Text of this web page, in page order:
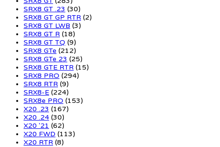
SRX8 GT .23 (30)
SRX8 GT GP RTR (2)
SRX8 GT LWB (3)
SRX8 GT R (18)
SRX8 GT TQ (9)
SRX8 GTe (212)
SRX8 GTe 23 (25)
SRX8 GTE RTR (15)
SRX8 PRO (294)
SRX8 RTR (9)
SRX8-E (224)
SRX8e PRO (153)
X20 .23 (167)
X20 .24 (30)
X20 '21 (62)
X20 FWD (113)
X20 RTR (8)